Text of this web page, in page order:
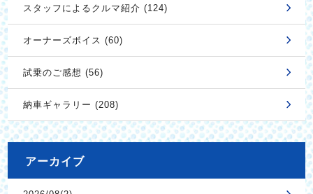
スタッフによるクルマ紹介 (124)
オーナーズボイス (60)
試乗のご感想 (56)
納車ギャラリー (208)
アーカイブ